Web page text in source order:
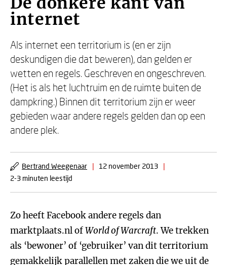
internet
Als internet een territorium is (en er zijn
deskundigen die dat beweren), dan gelden er
wetten en regels. Geschreven en ongeschreven.
(Het is als het luchtruim en de ruimte buiten de
dampkring.) Binnen dit territorium zijn er weer
gebieden waar andere regels gelden dan op een
andere plek.
Bertrand Weegenaar | 12 november 2013
|
2-3 minuten leestijd
Zo heeft Facebook andere regels dan
marktplaats.nl ofWorld of Warcraft. We trekken
als ‘bewoner’ of ‘gebruiker’ van dit territorium
gemakkelijk parallellen met zaken die we uit de